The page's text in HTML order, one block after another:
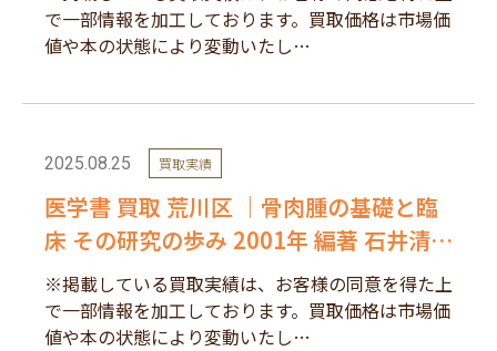
で一部情報を加工しております。買取価格は市場価
値や本の状態により変動いたし…
2025.08.25 買取実績
医学書 買取 荒川区 ｜骨肉腫の基礎と臨
床 その研究の歩み 2001年 編著 石井清一
を高価買取しました。
※掲載している買取実績は、お客様の同意を得た上
で一部情報を加工しております。買取価格は市場価
値や本の状態により変動いたし…